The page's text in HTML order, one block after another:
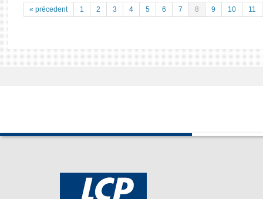
« précedent 1 2 3 4 5 6 7 8 9 10 11